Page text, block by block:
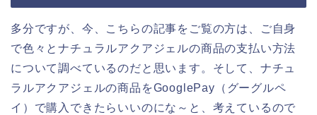
多分ですが、今、こちらの記事をご覧の方は、ご自身
で色々とナチュラルアクアジェルの商品の支払い方法
について調べているのだと思います。そして、ナチュ
ラルアクアジェルの商品をGooglePay（グーグルペ
イ）で購入できたらいいのにな～と、考えているので